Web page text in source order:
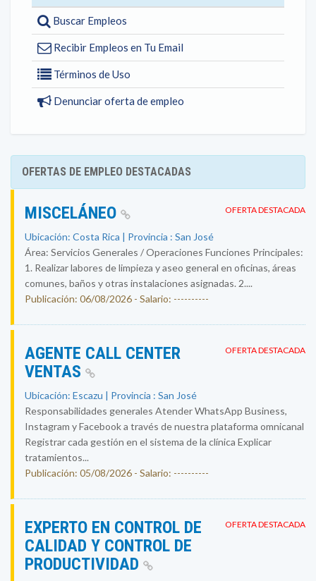
Buscar Empleos
Recibir Empleos en Tu Email
Términos de Uso
Denunciar oferta de empleo
OFERTAS DE EMPLEO DESTACADAS
OFERTA DESTACADA
MISCELÁNEO
Ubicación: Costa Rica | Provincia : San José
Área: Servicios Generales / Operaciones Funciones Principales:
1. Realizar labores de limpieza y aseo general en oficinas, áreas
comunes, baños y otras instalaciones asignadas. 2....
Publicación: 06/08/2026 - Salario: ----------
OFERTA DESTACADA
AGENTE CALL CENTER
VENTAS
Ubicación: Escazu | Provincia : San José
Responsabilidades generales Atender WhatsApp Business,
Instagram y Facebook a través de nuestra plataforma omnicanal
Registrar cada gestión en el sistema de la clínica Explicar
tratamientos...
Publicación: 05/08/2026 - Salario: ----------
OFERTA DESTACADA
EXPERTO EN CONTROL DE
CALIDAD Y CONTROL DE
PRODUCTIVIDAD